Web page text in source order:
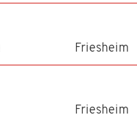
Friesheim
Friesheim